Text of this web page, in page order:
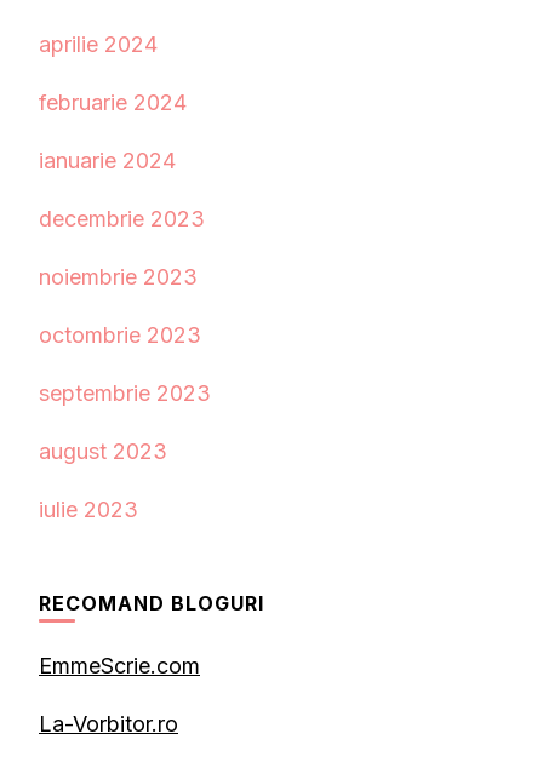
aprilie 2024
februarie 2024
ianuarie 2024
decembrie 2023
noiembrie 2023
octombrie 2023
septembrie 2023
august 2023
iulie 2023
RECOMAND BLOGURI
EmmeScrie.com
La-Vorbitor.ro